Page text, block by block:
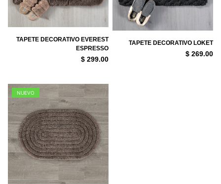
TAPETE DECORATIVO EVEREST
ESPRESSO
$ 299.00
TAPETE DECORATIVO LOKET
$ 269.00
NUEVO